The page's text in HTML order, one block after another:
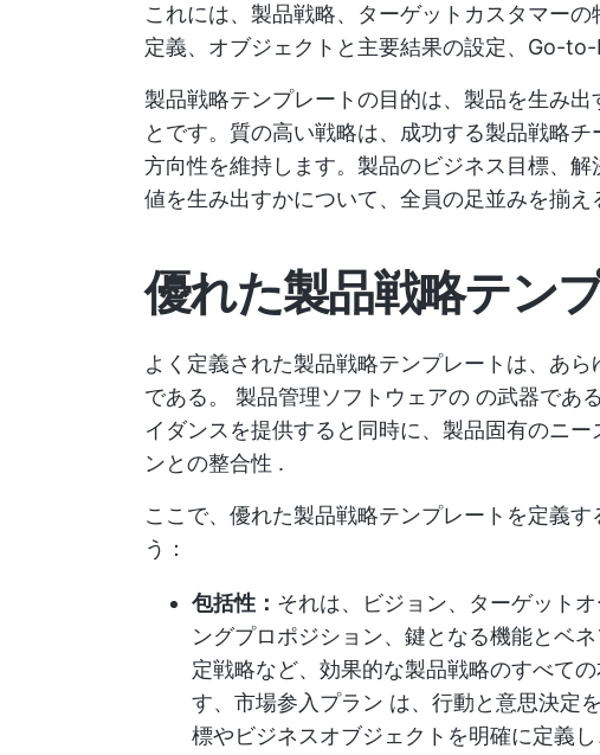
これには、製品戦略、ターゲットカスタマー
定義、オブジェクトと主要結果の設定、Go-
製品戦略テンプレートの目的は、製品を生み
とです。質の高い戦略は、成功する製品戦略
方向性を維持します。製品のビジネス目標、
値を生み出すかについて、全員の足並みを揃え
優れた製品戦略テン
よく定義された製品戦略テンプレートは、あ
である。 製品管理ソフトウェアの の武器であ
イダンスを提供すると同時に、製品固有のニー
ンとの整合性 .
ここで、優れた製品戦略テンプレートを定義
う：
包括性： それは、ビジョン、ターゲット
ングプロポジション、鍵となる機能とベ
定戦略など、効果的な製品戦略のすべて
す、 市場参入プラン は、行動と意思決定
標やビジネスオブジェクトを明確に定義